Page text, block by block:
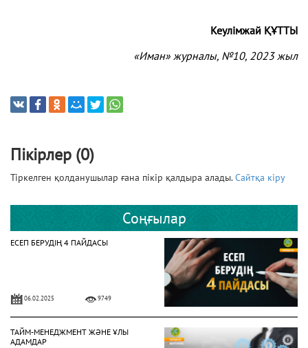
Кеулімжай ҚҰТТЫ
«Иман» журналы, №10, 2023 жыл
Пікірлер (0)
Тіркелген қолданушылар ғана пікір қалдыра алады.Сайтқа кіру
Соңғылар
ЕСЕП БЕРУДІҢ 4 ПАЙДАСЫ
06.02.2025 9749
ТАЙМ-МЕНЕДЖМЕНТ ЖӘНЕ ҰЛЫ
АДАМДАР